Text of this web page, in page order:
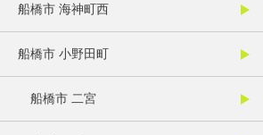
船橋市 海神町西
船橋市 小野田町
船橋市 二宮